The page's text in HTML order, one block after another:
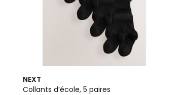
NEXT
Collants d’école, 5 paires